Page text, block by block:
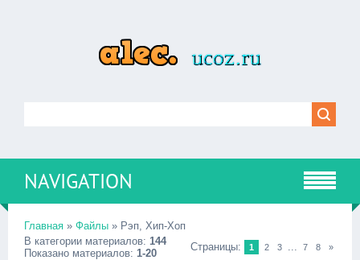
NAVIGATION
Главная » Файлы » Рэп, Хип-Хоп
В категории материалов: 144
Показано материалов: 1-20
Страницы: 1 2 3 ... 7 8 »